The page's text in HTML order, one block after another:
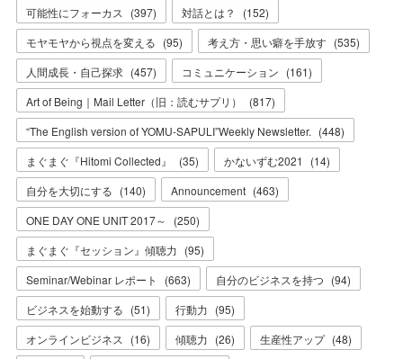
可能性にフォーカス
(397) 対話とは？ (152)
モヤモヤから視点を変える (95) 考え方・思い癖を手放す (535)
人間成長・自己探求 (457) コミュニケーション (161)
Art of Being｜Mail Letter（旧：読むサプリ）
(817)
“The English version of YOMU-SAPULI”Weekly Newsletter. (448)
まぐまぐ『Hitomi Collected』
(35) かないずむ2021 (14)
自分を大切にする (140) Announcement (463)
ONE DAY ONE UNIT 2017～
(250)
まぐまぐ『セッション』傾聴力 (95)
Seminar/Webinar レポート
(663) 自分のビジネスを持つ (94)
ビジネスを始動する (51) 行動力 (95)
オンラインビジネス
(16) 傾聴力 (26) 生産性アップ (48)